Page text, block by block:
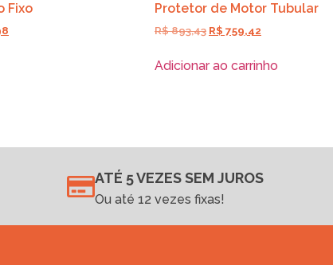
Fixo Protetor de Motor Tubular
R$893,43 R$ 759,42
Adicionar ao carrinho
ATÉ 5 VEZES SEM JUROS
Ou até 12 vezes fixas!